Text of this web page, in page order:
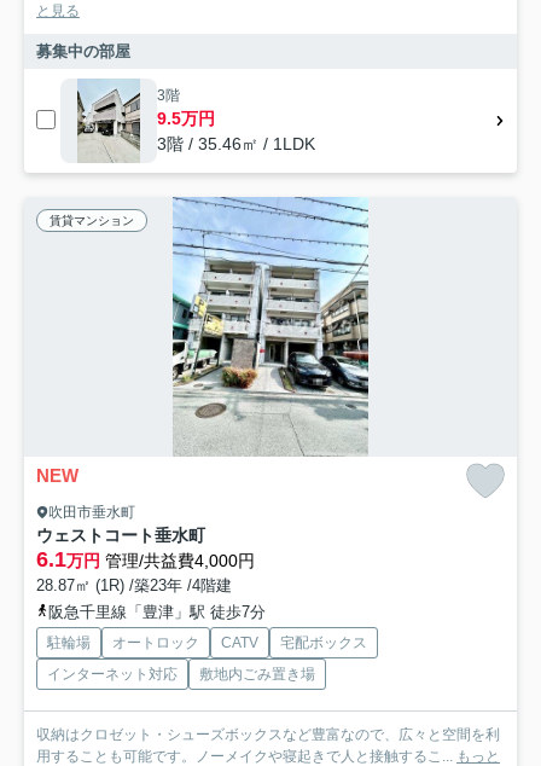
と見る
募集中の部屋
3階
9.5万円
3階 / 35.46㎡ / 1LDK
賃貸マンション
NEW
吹田市垂水町
ウェストコート垂水町
6.1万円 管理/共益費4,000円
28.87㎡ (1R) /築23年 /4階建
阪急千里線「豊津」駅 徒歩7分
駐輪場 オートロック CATV
宅配ボックス
インターネット対応
敷地内ごみ置き場
収納はクロゼット・シューズボックスなど豊富なので、広々と空間を利
用することも可能です。ノーメイクや寝起きで人と接触するこ...
もっと